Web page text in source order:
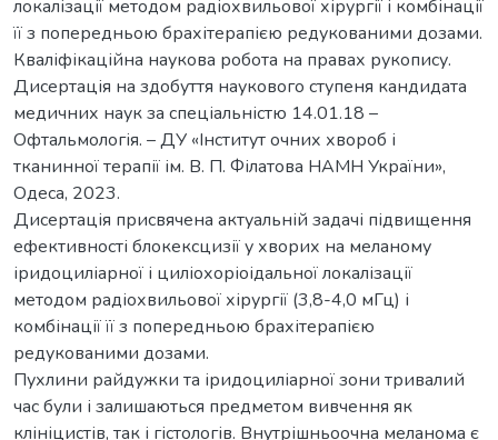
локалізації методом радіохвильової хірургії і комбінації
її з попередньою брахітерапією редукованими дозами.
Кваліфікаційна наукова робота на правах рукопису.
Дисертація на здобуття наукового ступеня кандидата
медичних наук за спеціальністю 14.01.18 –
Офтальмологія. – ДУ «Інститут очних хвороб і
тканинної терапії ім. В. П. Філатова НАМН України»,
Одеса, 2023.
Дисертація присвячена актуальній задачі підвищення
ефективності блокексцизії у хворих на меланому
іридоциліарної і циліохоріоідальної локалізації
методом радіохвильової хірургії (3,8-4,0 мГц) і
комбінації її з попередньою брахітерапією
редукованими дозами.
Пухлини райдужки та іридоциліарної зони тривалий
час були і залишаються предметом вивчення як
клініцистів, так і гістологів. Внутрішньоочна меланома є